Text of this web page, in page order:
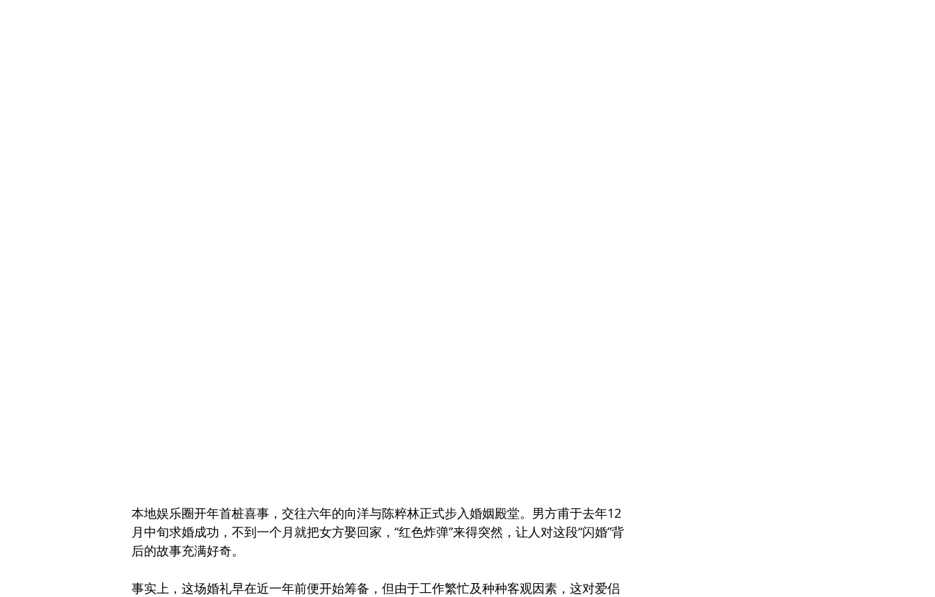
本地娱乐圈开年首桩喜事，交往六年的向洋与陈粹林正式步入婚姻殿堂。男方甫于去年12
月中旬求婚成功，不到一个月就把女方娶回家，“红色炸弹”来得突然，让人对这段“闪婚”背
后的故事充满好奇。
事实上，这场婚礼早在近一年前便开始筹备，但由于工作繁忙及种种客观因素，这对爱侣